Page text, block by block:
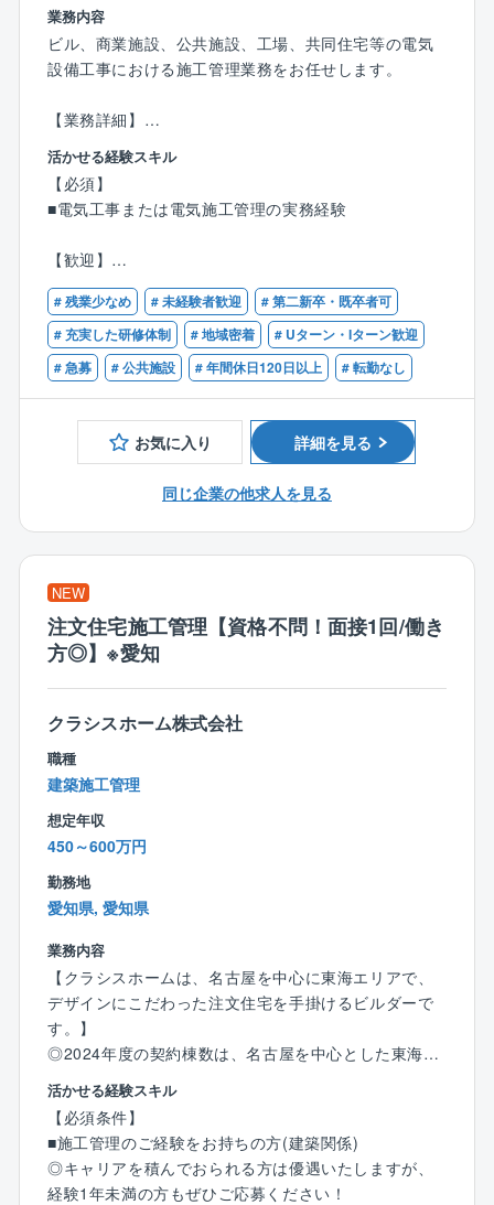
↓
＜お客様へのプレゼン＞
営業と一緒に提案資料を持って訪問し、コンセプトや
↓
＜工事・引き渡し＞
プレゼンの結果お仕事を受注したら、工事が始まりま
す。
すが、デザイン性の高い施工箇所など、必要に応じて
＊＊＊＊＊＊＊＊＊＊＊＊＊＊＊＊＊＊＊＊＊＊＊＊
＊＊＊＊＊＊＊＊＊
■仕事のやりがい
お客様の要望を汲み取った上で、広い裁量権でデザイ
ンすることができます。
整理から携わり、ヒアリングした内容をもとにコンセ
プトからご提案します。
「企業成長を叶える働き方が出来るオフィス」を軸に
コンサルティング目線のデザインが出来、またお客様
ごとに異なるワークプレイスデザインを提案できるこ
とも魅力です。
就業時間の前倒し、後ろ倒しが可能です。
また、時間休や中抜けの制度もあります。
◎テレワークOK
オフィス出社、在宅勤務の活用が可能です。
業務内容
ビル、商業施設、公共施設、工場、共同住宅等の電気
設備工事における施工管理業務をお任せします。
【業務詳細】
・着工前準備（打ち合わせ・CAD図面作成）
・部材発注
・現場の安全・工程・予算・品質管理など。
※先進的な環境：
させ、現場の負担軽減と残業削減を実現。
【手がけるプロジェクト】
・街のシンボル：
2026年アジア競技大会関連施設、Hisaya-odori Par
k、パロマ瑞穂アリーナ、
名大病院東部医療センター、名古屋市公会堂など。
・特殊装置：
社では経験できない希少な仕事です。
【キャリアと私生活の「最高の両立」】
・休日：年間休日124日。完全週休2日制（土日祝休
み）
・柔軟性：
有給休暇や代休は「時間単位」で取得可能。
社用車貸与や直行直帰の推奨など、現場を熟知してい
【同社について】
地域を照らし、未来を創る電気工事のエキスパート。
JR名古屋駅セントラルタワーズや中部国際空港（セン
きた同社。
防衛省の厳しい基準をクリアする「戦闘機着陸拘束装
置」の施工など、国内屈指の技術力を保有していま
す。
活かせる経験スキル
【必須】
■電気工事または電気施工管理の実務経験
【歓迎】
・1級/2級電気工事施工管理技士
# 残業少なめ # 未経験者歓迎
# 第二新卒・既卒者可
# 充実した研修体制
# 地域密着
# Uターン・Iターン歓迎
# 急募
# 公共施設 # 年間休日120日以上 # 転勤なし
お気に入り 詳細を見る
同じ企業の他求人を見る
NEW
注文住宅施工管理【資格不問！面接1回/働き
方◎】※愛知
クラシスホーム株式会社
職種
建築施工管理
想定年収
450～600万円
勤務地
愛知県, 愛知県
業務内容
【クラシスホームは、名古屋を中心に東海エリアで、
デザインにこだわった注文住宅を手掛けるビルダーで
す。】
◎2024年度の契約棟数は、名古屋を中心とした東海エ
リアで1,200棟を超え、多くのお客様から選ばれてきま
した。
◎業績好調につき、2026～27年に東京・大阪エリアへ
新規出店を予定しており、新たなスタッフを募集しま
す！
活かせる経験スキル
【必須条件】
■施工管理のご経験をお持ちの方(建築関係)
◎キャリアを積んでおられる方は優遇いたしますが、
経験1年未満の方もぜひご応募ください！